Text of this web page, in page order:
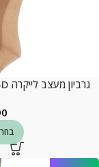
גרביון מעצב לייקרה 15D, דגם קוקטייל, צבע מלון